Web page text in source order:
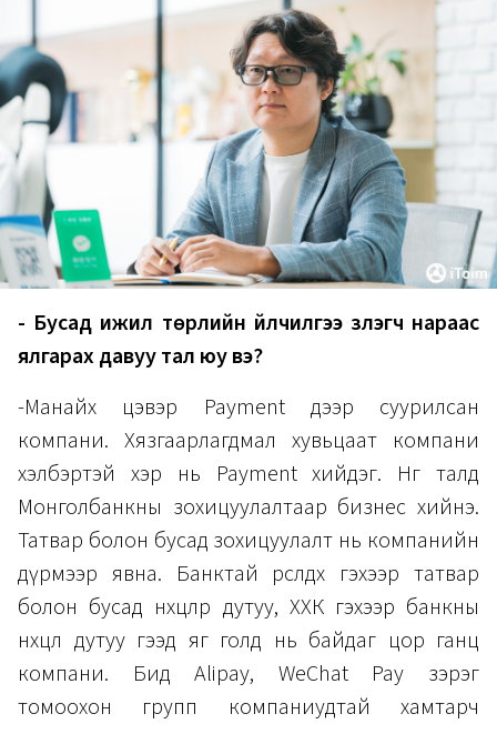
- Бусад ижил төрлийн үйлчилгээ үзүүлэгч нараас
ялгарах давуу тал юу вэ?
-Манайх цэвэр Payment дээр суурилсан
компани. Хязгаарлагдмал хувьцаат компани
хэлбэртэй хэр нь Payment хийдэг. Нөгөө талд
Монголбанкны зохицуулалтаар бизнес хийнэ.
Татвар болон бусад зохицуулалт нь компанийн
дүрмээр явна. Банктай өрсөлдөх гэхээр татвар
болон бусад нөхцөлөөр дутуу, ХХК гэхээр банкны
нөхцөл дутуу гээд яг голд нь байдаг цор ганц
компани. Бид Alipay, WeChat Pay зэрэг
томоохон групп компаниудтай хамтарч